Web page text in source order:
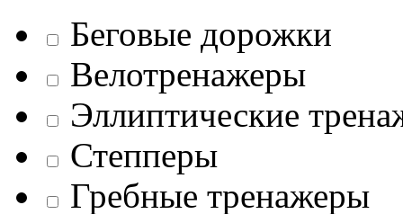
Беговые дорожки
Велотренажеры
Эллиптические
Степперы
Гребные тренажеры